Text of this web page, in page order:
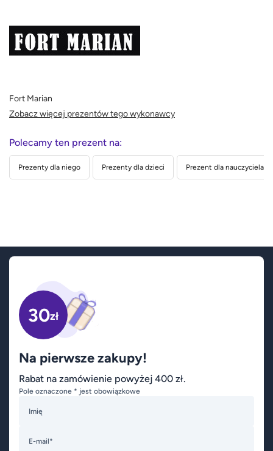
Fort Marian
Zobacz więcej prezentów tego wykonawcy
Polecamy ten prezent na:
Prezenty dla niego Prezenty dla dzieci Prezent dla nauczyciela
30zł
Na pierwsze zakupy!
Rabat na zamówienie powyżej 400 zł.
Pole oznaczone * jest obowiązkowe
Imię
E-mail*